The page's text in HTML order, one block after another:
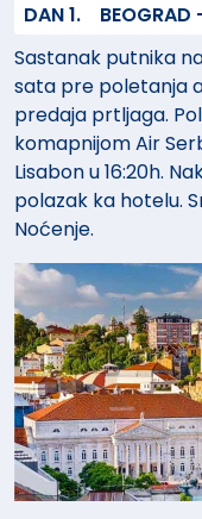
obiđete oblast
potrazi za novim
kojim je Vasko da
ekspediciju koja se
rute do Indije oko
Lisabona, koji će
građevinama
bez daha.
DAN 1.
BEOGRAD
Sastanak putnika
sata pre poletanja
predaja prtljaga.
komapnijom Air
Lisabon u 16:20h.
polazak ka hotelu.
Noćenje.